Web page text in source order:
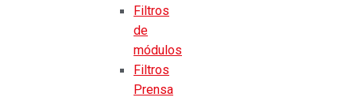
Filtros
de
módulos
Filtros
Prensa